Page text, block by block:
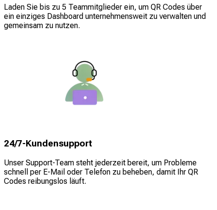
Laden Sie bis zu 5 Teammitglieder ein, um QR Codes über
ein einziges Dashboard unternehmensweit zu verwalten und
gemeinsam zu nutzen.
24/7-Kundensupport
Unser Support-Team steht jederzeit bereit, um Probleme
schnell per E-Mail oder Telefon zu beheben, damit Ihr QR
Codes reibungslos läuft.